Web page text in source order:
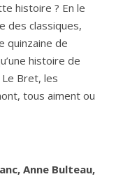
histoire ? En le
des classiques,
quinzaine de
histoire de
Le Bret, les
tous aiment ou
Anne Bulteau,